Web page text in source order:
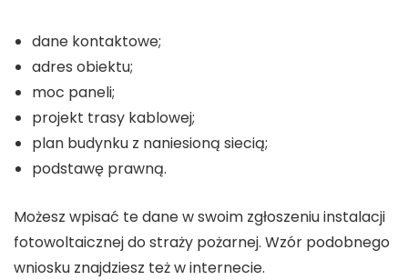
dane kontaktowe;
adres obiektu;
moc paneli;
projekt trasy kablowej;
plan budynku z naniesioną siecią;
podstawę prawną.
Możesz wpisać te dane w swoim zgłoszeniu instalacji
fotowoltaicznej do straży pożarnej. Wzór podobnego
wniosku znajdziesz też w internecie.